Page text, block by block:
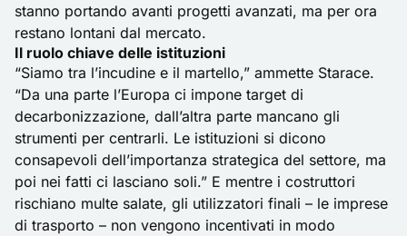
stanno portando avanti progetti avanzati, ma per ora
restano lontani dal mercato.
Il ruolo chiave delle istituzioni
“Siamo tra l’incudine e il martello,” ammette Starace.
“Da una parte l’Europa ci impone target di
decarbonizzazione, dall’altra parte mancano gli
strumenti per centrarli. Le istituzioni si dicono
consapevoli dell’importanza strategica del settore, ma
poi nei fatti ci lasciano soli.” E mentre i costruttori
rischiano multe salate, gli utilizzatori finali – le imprese
di trasporto – non vengono incentivati in modo